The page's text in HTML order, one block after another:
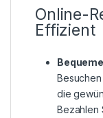
Online-
Effizient
die
Bezahlen